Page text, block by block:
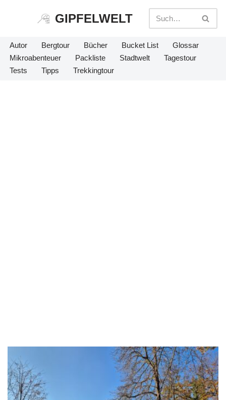
GIPFELWELT
Autor Bergtour Bücher Bucket List
Glossar
Mikroabenteuer
Packliste Stadtwelt
Tagestour
Tests
Tipps Trekkingtour